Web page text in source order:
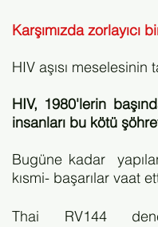
Karşımızda zorlayıcı
HIV aşısı meselesinin
HIV, 1980'lerin
insanları bu kötü
Bugüne kadar
kısmi- başarılar vaat
Thai RV144